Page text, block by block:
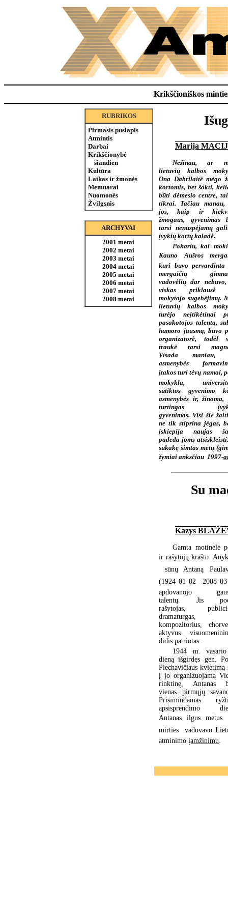
Krikščioniškos
RUBRIKOS
Pirmasis puslapis
Atmintis
Darbai
Krikščionybė
šiandien
Kultūra
Laikas ir žmonės
Memuarai
Nuomonės
Žvilgsnis
ARCHYVAI
2001 metai
2002 metai
2003 metai
2004 metai
2005 metai
2006 metai
2007 metai
2008 metai
Marija
Nežinau, ar
lietuvių kalbos
Ona Dabrilaitė mėgo
kortomis, bet šokti,
būti dėmesio centre,
tikrai. Tačiau manau,
jos, kaip ir
žmogaus, gyvenimas
tarsi nenuspėjamų
įvykių kortų kaladė.
Pokariu, kai
Kauno Aušros
kuri buvo
mergaičių
vadovėlių dar
viskas priklausė
mokytojo sugebėjimų.
lietuvių kalbos
turėjo neįtikėtinai
pasakotojos talentą,
humoro jausmą, buvo
organizatorė, todėl
traukė tarsi
Visada maniau,
asmenybės
įtakos turi tėvų namai,
mokykla,
sutiktos gyvenimo
asmenybės ir, žinoma,
turtingas
gyvenimas. Visi šie
ne tik stiprina jėgas,
įskiepija naujas
padeda joms
sukakę šimtas metų
žymiai anksčiau  1997-
Su
Kazys
Gamta motinėlė
ir rašytojų krašto 
 sūnų Antaną
(1924 01 02  2008
apdovanojo
talentų. Jis
rašytojas,
dramaturgas,
kompozitorius,
aktyvus
didis patriotas.
1944 m.
dieną išgirdęs gen.
Plechavičiaus kvietimą
į jo organizuojamą
rinktinę, Antanas
vienas pirmųjų
Prisimindamas
apsisprendimo
Antanas ilgus metus
mirties  vadovavo
atminimo įamžinimu